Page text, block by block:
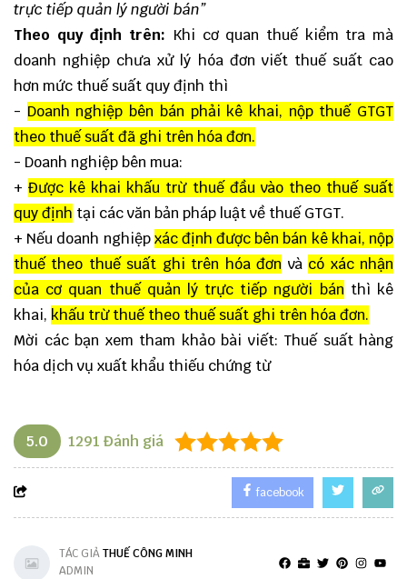
trực tiếp quản lý người bán”
Theo quy định trên: Khi cơ quan thuế kiểm tra mà
doanh nghiệp chưa xử lý hóa đơn viết thuế suất cao
hơn mức thuế suất quy định thì
- Doanh nghiệp bên bán phải kê khai, nộp thuế GTGT
theo thuế suất đã ghi trên hóa đơn.
- Doanh nghiệp bên mua:
+Được kê khai khấu trừ thuế đầu vào theo thuế suất
quy định tại các văn bản pháp luật về thuế GTGT.
+ Nếu doanh nghiệpxác định được bên bán kê khai, nộp
thuế theo thuế suất ghi trên hóa đơn và có xác nhận
của cơ quan thuế quản lý trực tiếp người bán thì kê
khai, khấu trừ thuế theo thuế suất ghi trên hóa đơn.
Mời các bạn xem tham khảo bài viết: Thuế suất hàng
hóa dịch vụ xuất khẩu thiếu chứng từ
5.0 1291 Đánh giá
facebook
TÁC GIẢTHUẾ CÔNG MINH
ADMIN